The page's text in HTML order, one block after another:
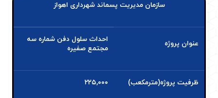
سازمان مدیریت پسماند شهرداری اهواز
عنوان پروژه
احداث سلول دفن شماره سه
مجتمع صفیره
ظرفیت پروژه(مترمکعب) ۲۲۵,۰۰۰